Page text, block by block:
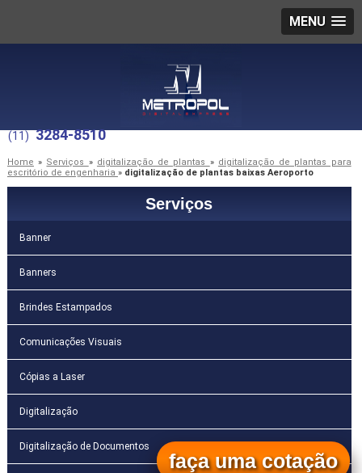
MENU
(11) 3284-8510
Home » Serviços » digitalização de plantas » digitalização de plantas para
escritório de engenharia » digitalização de plantas baixas Aeroporto
Serviços
Banner
Banners
Brindes Estampados
Comunicações Visuais
Cópias a Laser
Digitalização
Digitalização de Documentos
faça uma cotação